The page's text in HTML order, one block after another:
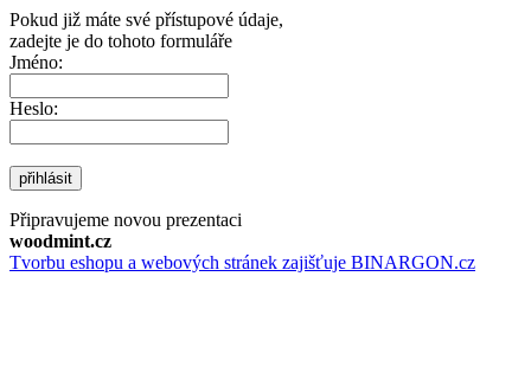
Pokud již máte své přístupové údaje,
zadejte je do tohoto formuláře
Jméno:
Heslo:
přihlásit
Připravujeme novou prezentaci
woodmint.cz
Tvorbu eshopu a webových stránek zajišťuje BINARGON.cz